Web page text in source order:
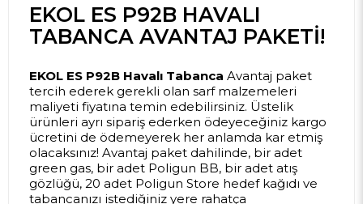
EKOL ES P92B HAVALI
TABANCA AVANTAJ PAKETI!
EKOL ES P92B Havalı Tabanca Avantaj paket
tercih ederek gerekli olan sarf malzemeleri
maliyeti fiyatına temin edebilirsiniz. Üstelik
ürünleri ayrı sipariş ederken ödeyeceğiniz kargo
ücretini de ödemeyerek her anlamda kar etmiş
olacaksınız! Avantaj paket dahilinde, bir adet
green gas, bir adet Poligun BB, bir adet atış
gözlüğü, 20 adet Poligun Store hedef kağıdı ve
tabancanızı istediğiniz yere rahatça